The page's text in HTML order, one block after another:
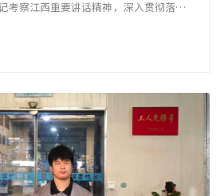
考察江西重要讲话精神，深入贯彻落实
推动共青团各项工作和事业实现新发